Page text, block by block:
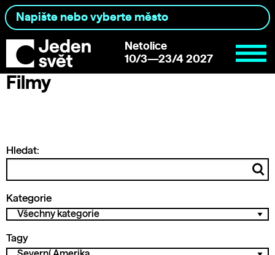
Netolice
10/3—23/4 2027
Filmy
Hledat:
Kategorie
Tagy